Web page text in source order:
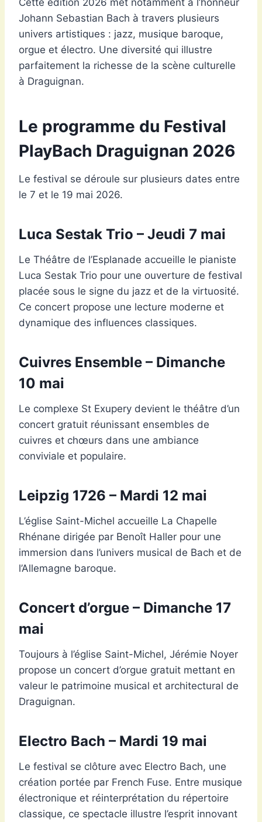
Cette édition 2026 met notamment à l’honneur
Johann Sebastian Bach à travers plusieurs
univers artistiques : jazz, musique baroque,
orgue et électro. Une diversité qui illustre
parfaitement la richesse de la scène culturelle
à Draguignan.
Le programme du Festival
PlayBach Draguignan 2026
Le festival se déroule sur plusieurs dates entre
le 7 et le 19 mai 2026.
Luca Sestak Trio – Jeudi 7 mai
Le Théâtre de l’Esplanade accueille le pianiste
Luca Sestak Trio pour une ouverture de festival
placée sous le signe du jazz et de la virtuosité.
Ce concert propose une lecture moderne et
dynamique des influences classiques.
Cuivres Ensemble – Dimanche
10 mai
Le complexe St Exupery devient le théâtre d’un
concert gratuit réunissant ensembles de
cuivres et chœurs dans une ambiance
conviviale et populaire.
Leipzig 1726 – Mardi 12 mai
L’église Saint-Michel accueille La Chapelle
Rhénane dirigée par Benoît Haller pour une
immersion dans l’univers musical de Bach et de
l’Allemagne baroque.
Concert d’orgue – Dimanche 17
mai
Toujours à l’église Saint-Michel, Jérémie Noyer
propose un concert d’orgue gratuit mettant en
valeur le patrimoine musical et architectural de
Draguignan.
Electro Bach – Mardi 19 mai
Le festival se clôture avec Electro Bach, une
création portée par French Fuse. Entre musique
électronique et réinterprétation du répertoire
classique, ce spectacle illustre l’esprit innovant